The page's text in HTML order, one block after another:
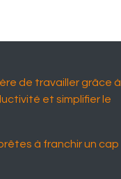
de travailler grâce à
et simplifier le
à franchir un cap